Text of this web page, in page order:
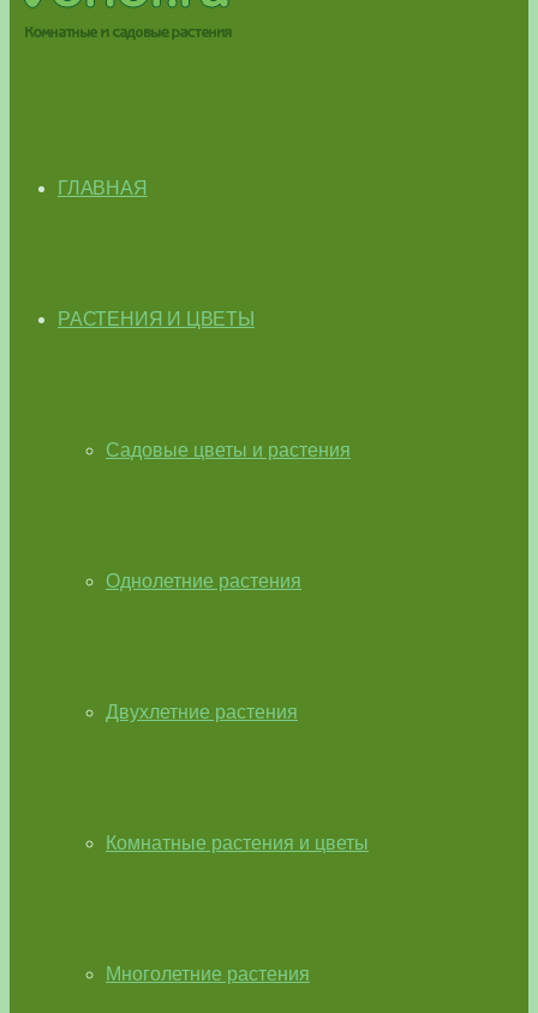
ГЛАВНАЯ
РАСТЕНИЯ И ЦВЕТЫ
Садовые цветы и растения
Однолетние растения
Двухлетние растения
Комнатные растения и цветы
Многолетние растения